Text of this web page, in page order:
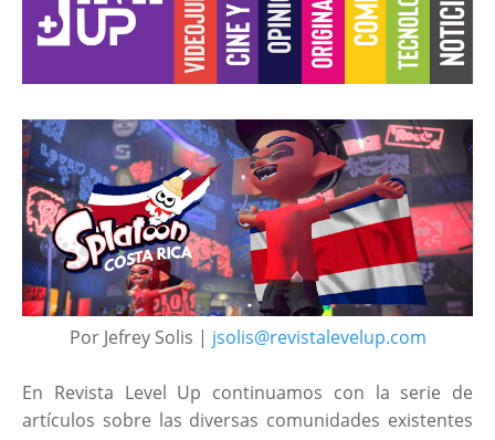
Por Jefrey Solis | jsolis@revistalevelup.com
En Revista Level Up continuamos con la serie de
artículos sobre las diversas comunidades existentes